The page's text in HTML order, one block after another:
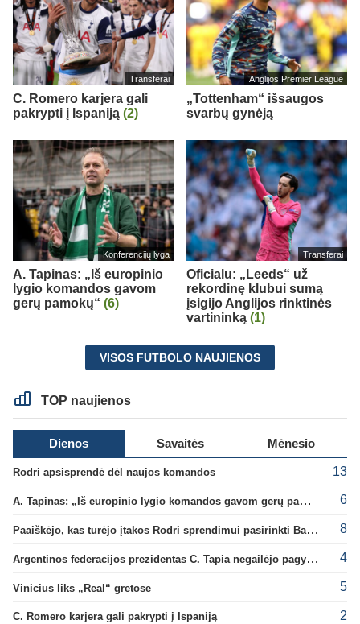
Transferai
C. Romero karjera gali
pakrypti į Ispaniją (2)
Anglijos Premier League
„Tottenham“ išsaugos
svarbų gynėją
Konferencijų lyga
A. Tapinas: „Iš europinio
lygio komandos gavom
gerų pamokų“ (6)
Transferai
Oficialu: „Leeds“ už
rekordinę klubui sumą
įsigijo Anglijos rinktinės
vartininką (1)
VISOS FUTBOLO NAUJIENOS
TOP naujienos
Dienos Savaitės Mėnesio
Rodri apsisprendė dėl naujos komandos 13
A. Tapinas: „Iš europinio lygio komandos gavom gerų pamokų“ 6
Paaiškėjo, kas turėjo įtakos Rodri sprendimui pasirinkti Barselonos pusę 8
Argentinos federacijos prezidentas C. Tapia negailėjo pagyrų G. Infantino 4
Vinicius liks „Real“ gretose 5
C. Romero karjera gali pakrypti į Ispaniją 2